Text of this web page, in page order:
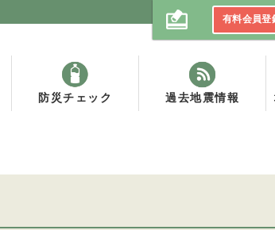
防災チェック 過去地震情報
有料会員登